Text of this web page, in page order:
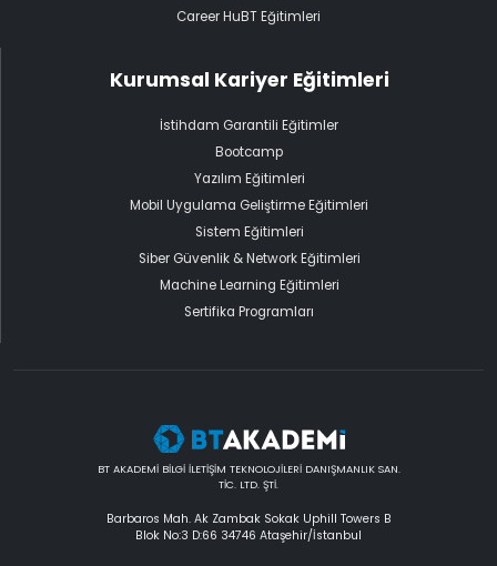
Career HuBT Eğitimleri
Kurumsal Kariyer Eğitimleri
İstihdam Garantili Eğitimler
Bootcamp
Yazılım Eğitimleri
Mobil Uygulama Geliştirme Eğitimleri
Sistem Eğitimleri
Siber Güvenlik & Network Eğitimleri
Machine Learning Eğitimleri
Sertifika Programları
BT AKADEMİ BİLGİ İLETİŞİM TEKNOLOJİLERİ DANIŞMANLIK SAN.
TİC. LTD. ŞTİ.
Barbaros Mah. Ak Zambak Sokak Uphill Towers B
Blok No:3 D:66 34746 Ataşehir/İstanbul